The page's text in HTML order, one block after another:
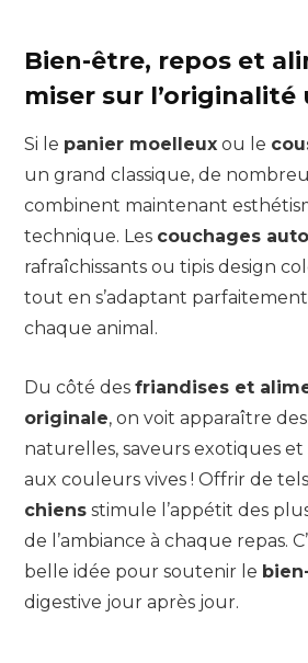
Bien-être, repos et
miser sur l’originalité
Si le panier moelleux ou le
un grand classique, de
combinent maintenant
technique. Les couchages
rafraîchissants ou tipis design
tout en s’adaptant
chaque animal.
Du côté des friandises et
originale, on voit apparaître
naturelles, saveurs exotiques et
aux couleurs vives ! Offrir de tels
chiens stimule l’appétit des
de l’ambiance à chaque repas.
belle idée pour soutenir le
digestive jour après jour.